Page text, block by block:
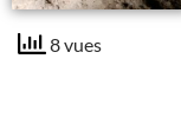
8 vues